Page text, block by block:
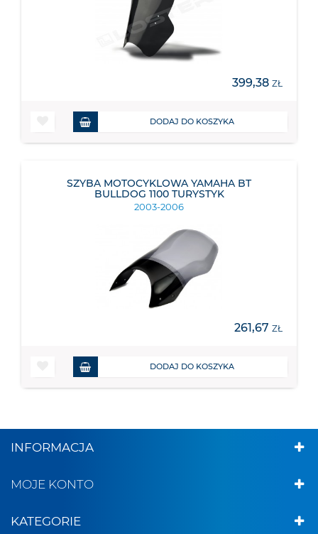
399,38 ZŁ
DODAJ DO KOSZYKA
SZYBA MOTOCYKLOWA YAMAHA BT
BULLDOG 1100 TURYSTYK
2003-2006
261,67 ZŁ
DODAJ DO KOSZYKA
INFORMACJA
MOJE KONTO
KATEGORIE